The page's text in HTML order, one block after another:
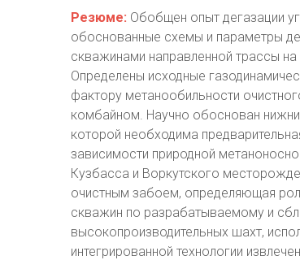
Резюме: Обобщен опыт дегазации
обоснованные схемы и параметры
скважинами направленной трассы
Определены исходные
фактору метанообильности
комбайном. Научно обоснован
которой необходима
зависимости природной
Кузбасса и Воркутского
очистным забоем, определяющая
скважин по разрабатываемому и
высокопроизводительных шахт,
интегрированной технологии